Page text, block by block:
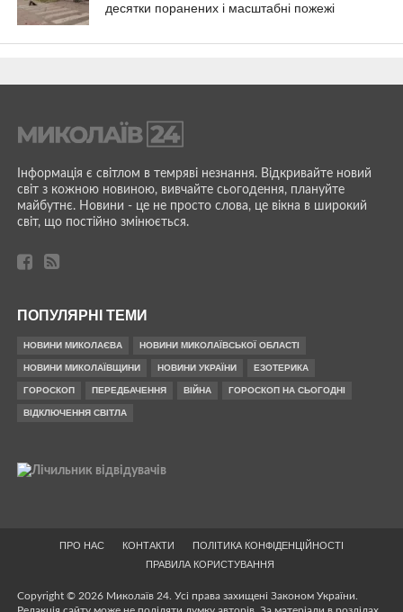
десятки поранених і масштабні пожежі
Інформація є світлом в темряві незнання. Відкривайте новий
світ з кожною новиною, вивчайте сьогодення, плануйте
майбутнє. Новини - це не просто слова, це вікна в широкий
світ, що постійно змінюється.
ПОПУЛЯРНІ ТЕМИ
НОВИНИ МИКОЛАЄВА НОВИНИ МИКОЛАЇВСЬКОЇ ОБЛАСТІ
НОВИНИ МИКОЛАЇВЩИНИ НОВИНИ УКРАЇНИ ЕЗОТЕРИКА
ГОРОСКОП ПЕРЕДБАЧЕННЯ ВІЙНА ГОРОСКОП НА СЬОГОДНІ
ВІДКЛЮЧЕННЯ СВІТЛА
ПРО НАС КОНТАКТИ
ПОЛІТИКА КОНФІДЕНЦІЙНОСТІ
ПРАВИЛА КОРИСТУВАННЯ
Copyright © 2026 Миколаїв 24. Усі права захищені Законом України.